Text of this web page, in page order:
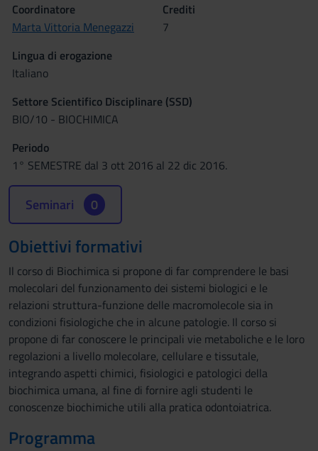
Coordinatore
Marta Vittoria Menegazzi
Crediti
7
Lingua di erogazione
Italiano
Settore Scientifico Disciplinare (SSD)
BIO/10 - BIOCHIMICA
Periodo
1° SEMESTRE dal 3 ott 2016 al 22 dic 2016.
Seminari 0
Obiettivi formativi
Il corso di Biochimica si propone di far comprendere le basi
molecolari del funzionamento dei sistemi biologici e le
relazioni struttura-funzione delle macromolecole sia in
condizioni fisiologiche che in alcune patologie. Il corso si
propone di far conoscere le principali vie metaboliche e le loro
regolazioni a livello molecolare, cellulare e tissutale,
integrando aspetti chimici, fisiologici e patologici della
biochimica umana, al fine di fornire agli studenti le
conoscenze biochimiche utili alla pratica odontoiatrica.
Programma